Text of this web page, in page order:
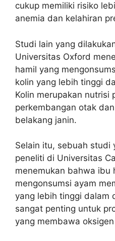
cukup memiliki risiko
anemia dan kelahiran
Studi lain yang
Universitas Oxford
hamil yang
kolin yang lebih tinggi
Kolin merupakan nutrisi
perkembangan otak
belakang janin.
Selain itu, sebuah studi
peneliti di Universitas
menemukan bahwa ibu
mengonsumsi ayam
yang lebih tinggi dalam
sangat penting untuk
yang membawa